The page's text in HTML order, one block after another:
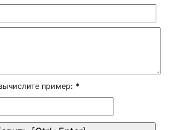
пример: *